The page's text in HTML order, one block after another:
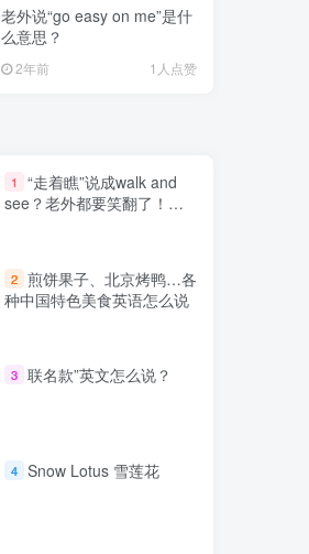
老外说“go easy on me”是什
么意思？
2年前 1人点赞
1
“走着瞧”说成walk and
see？老外都要笑翻了！不
2 煎饼果子、北京烤鸭…各
种中国特色美食英语怎么说
3 联名款”英文怎么说？
4 Snow Lotus 雪莲花